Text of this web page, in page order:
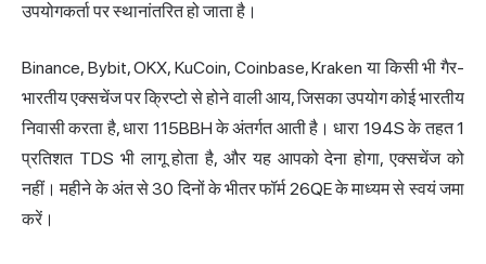
उपयोगकर्ता पर स्थानांतरित हो जाता है।
Binance, Bybit, OKX, KuCoin, Coinbase, Kraken या किसी भी गैर-
भारतीय एक्सचेंज पर क्रिप्टो से होने वाली आय, जिसका उपयोग कोई भारतीय
निवासी करता है, धारा 115BBH के अंतर्गत आती है। धारा 194S के तहत 1
प्रतिशत TDS भी लागू होता है, और यह आपको देना होगा, एक्सचेंज को
नहीं। महीने के अंत से 30 दिनों के भीतर फॉर्म 26QE के माध्यम से स्वयं जमा
करें।